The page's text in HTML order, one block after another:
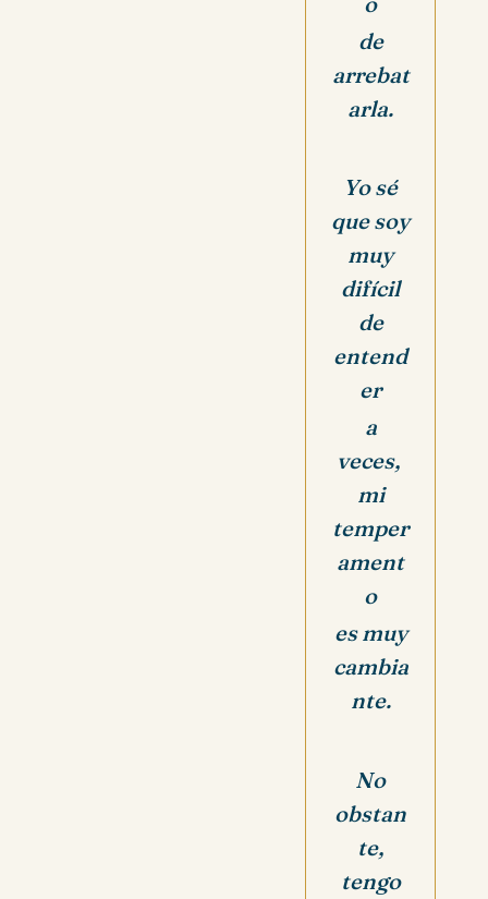
de
arrebat
arla.
Yo sé
que soy
muy
difícil
de
entend
er
a
veces,
mi
temper
ament
o
es muy
cambia
nte.
No
obstan
te,
tengo